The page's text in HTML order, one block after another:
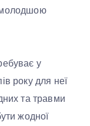
молодшою
у
року для неї
та травми
жодної